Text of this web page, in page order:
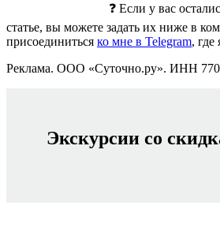
❓ Если у вас
статье, вы можете задать их ниже в
присоединиться ко мне в Telegram, где
Реклама. ООО «Суточно.ру». ИНН
Экскурсии со